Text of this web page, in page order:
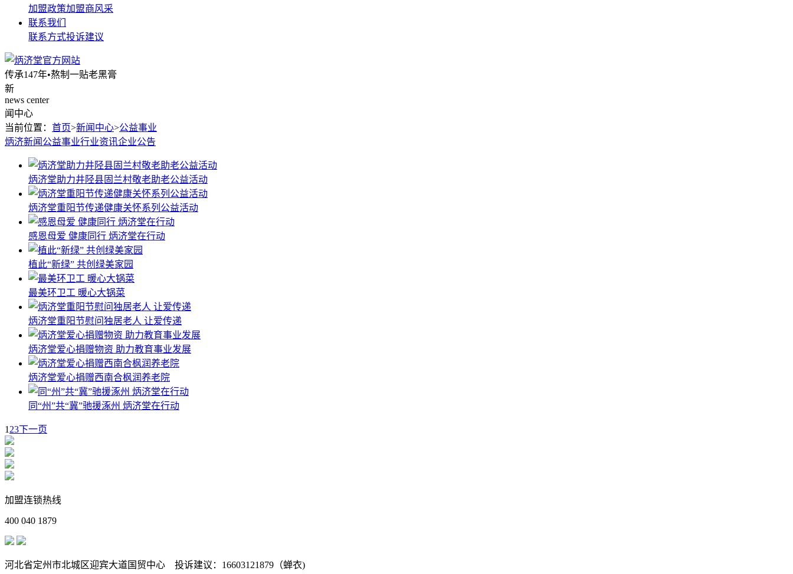
加盟政策加盟商风采
联系我们
联系方式投诉建议
传承147年•熬制一贴老黑膏
新
news center
闻中心
当前位置： 首页>新闻中心>公益事业
炳济新闻 公益事业行业资讯企业公告
炳济堂助力井陉县固兰村敬老助老公益活动
炳济堂重阳节传递健康关怀系列公益活动
感恩母爱 健康同行 炳济堂在行动
植此“新绿” 共创绿美家园
最美环卫工 暖心大锅菜
炳济堂重阳节慰问独居老人 让爱传递
炳济堂爱心捐赠物资 助力教育事业发展
炳济堂爱心捐赠西南合枫润养老院
同“州”共“冀”驰援涿州 炳济堂在行动
1 23下一页
加盟连锁热线
400 040 1879
河北省定州市北城区迎宾大道国贸中心 投诉建议：16603121879（蝉衣)